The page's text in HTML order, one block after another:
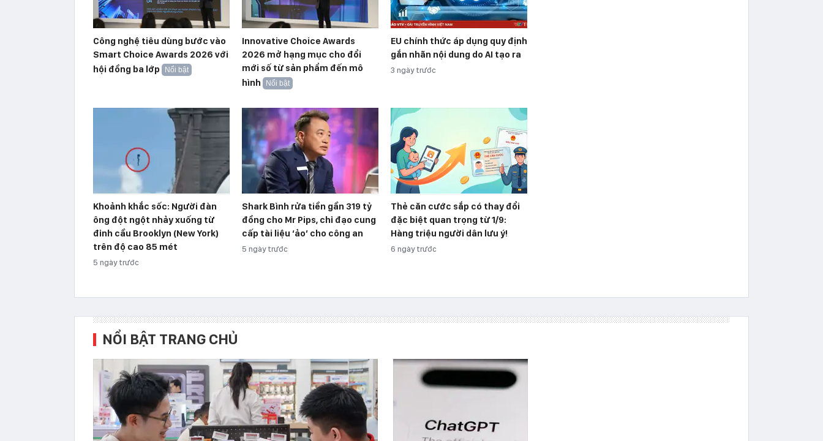
Công nghệ tiêu dùng bước vào
Smart Choice Awards 2026 với
hội đồng ba lớp
Nổi bật
Innovative Choice Awards
2026 mở hạng mục cho đổi
mới số từ sản phẩm đến mô
hình
Nổi bật
EU chính thức áp dụng quy định
gắn nhãn nội dung do AI tạo ra
3 ngày trước
Khoảnh khắc sốc: Người đàn
ông đột ngột nhảy xuống từ
đỉnh cầu Brooklyn (New York)
trên độ cao 85 mét
5 ngày trước
Shark Bình rửa tiền gần 319 tỷ
đồng cho Mr Pips, chỉ đạo cung
cấp tài liệu ‘ảo’ cho công an
5 ngày trước
Thẻ căn cước sắp có thay đổi
đặc biệt quan trọng từ 1/9:
Hàng triệu người dân lưu ý!
6 ngày trước
NỔI BẬT TRANG CHỦ